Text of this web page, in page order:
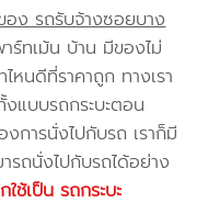
อง รถรับจ้างซอยบาง
ทเม้น บ้าน มีของไม่
ไหนดีที่ราคาถูก ทางเรา
งแบบรถกระบะตอน
การนั่งไปกับรถ เราก็มี
รถนั่งไปกับรถได้อย่าง
ใช้เป็น รถกระบะ